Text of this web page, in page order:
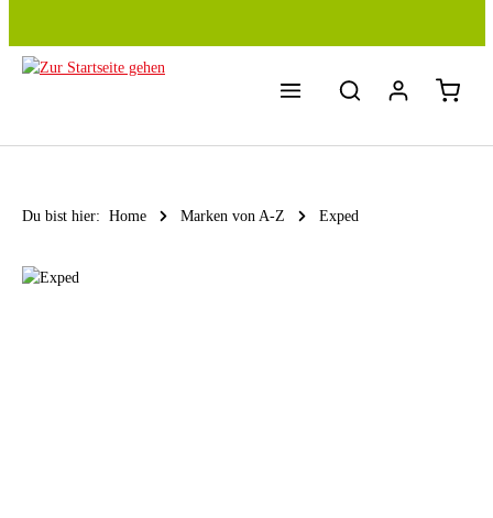
Du bist hier: Home Marken von A-Z Exped